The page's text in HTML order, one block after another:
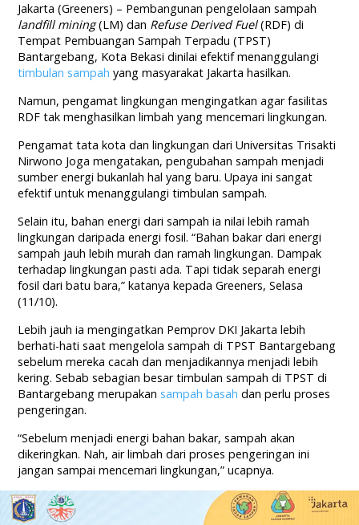
Jakarta (Greeners) – Pembangunan pengelolaan sampah
landfill mining(LM) dan Refuse Derived Fuel(RDF) di
Tempat Pembuangan Sampah Terpadu (TPST)
Bantargebang, Kota Bekasi dinilai efektif menanggulangi
timbulan sampah yang masyarakat Jakarta hasilkan.
Namun, pengamat lingkungan mengingatkan agar fasilitas
RDF tak menghasilkan limbah yang mencemari lingkungan.
Pengamat tata kota dan lingkungan dari Universitas Trisakti
Nirwono Joga mengatakan, pengubahan sampah menjadi
sumber energi bukanlah hal yang baru. Upaya ini sangat
efektif untuk menanggulangi timbulan sampah.
Selain itu, bahan energi dari sampah ia nilai lebih ramah
lingkungan daripada energi fosil. “Bahan bakar dari energi
sampah jauh lebih murah dan ramah lingkungan. Dampak
terhadap lingkungan pasti ada. Tapi tidak separah energi
fosil dari batu bara,” katanya kepada Greeners, Selasa
(11/10).
Lebih jauh ia mengingatkan Pemprov DKI Jakarta lebih
berhati-hati saat mengelola sampah di TPST Bantargebang
sebelum mereka cacah dan menjadikannya menjadi lebih
kering. Sebab sebagian besar timbulan sampah di TPST di
Bantargebang merupakan sampah basah dan perlu proses
pengeringan.
“Sebelum menjadi energi bahan bakar, sampah akan
dikeringkan. Nah, air limbah dari proses pengeringan ini
jangan sampai mencemari lingkungan,” ucapnya.